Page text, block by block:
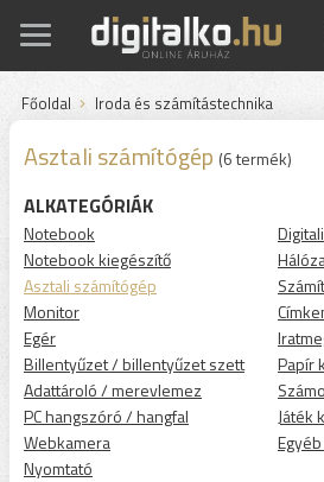
Főoldal Iroda és számítástechnika
Asztali számítógép (6 termék)
ALKATEGÓRIÁK
Notebook
Notebook kiegészítő
Asztali számítógép
Monitor
Egér
Billentyűzet / billentyűzet szett
Adattároló / merevlemez
PC hangszóró / hangfal
Webkamera
Nyomtató
Papír
Játék